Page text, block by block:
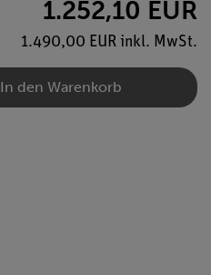
1.252,10 EUR
1.490,00 EUR inkl. MwSt.
In den Warenkorb